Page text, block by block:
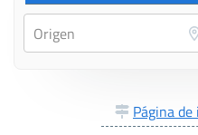
Página